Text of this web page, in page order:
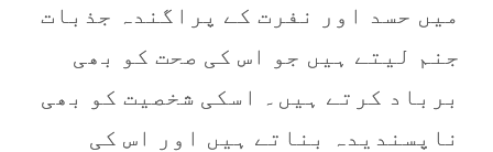
میں حسد اور نفرت کے پراگندہ جذبات
جنم لیتے ہیں جو اس کی صحت کو بھی
برباد کرتے ہیں۔ اسکی شخصیت کو بھی
ناپسندیدہ بناتے ہیں اور اس کی